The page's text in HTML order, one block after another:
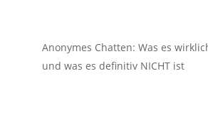
Anonymes Chatten: Was es
und was es definitiv NICHT ist